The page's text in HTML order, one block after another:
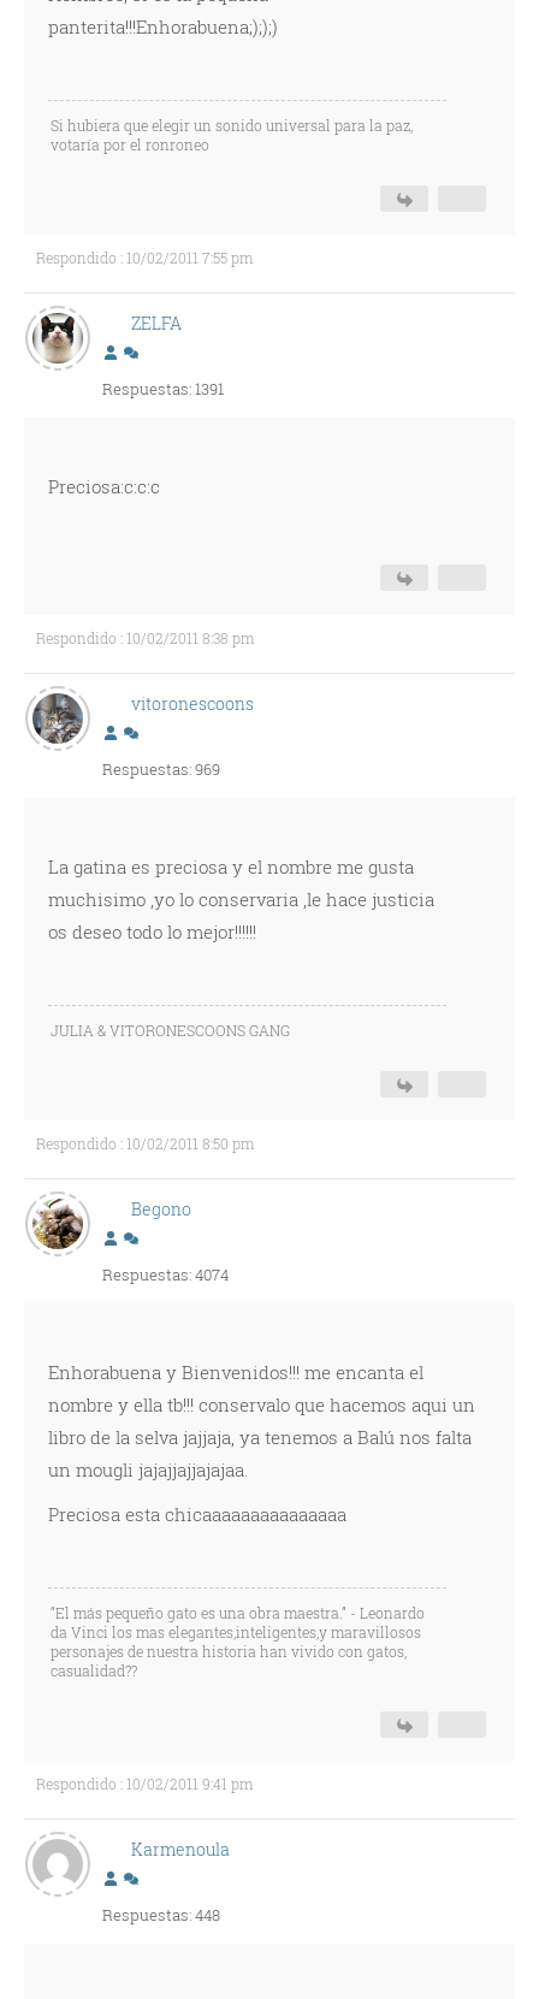
panterita!!!Enhorabuena;););)
Si hubiera que elegir un sonido universal para la paz,
votaría por el ronroneo
Respondido : 10/02/2011 7:55 pm
ZELFA
Respuestas: 1391
Preciosa:c:c:c
Respondido : 10/02/2011 8:38 pm
vitoronescoons
Respuestas: 969
La gatina es preciosa y el nombre me gusta
muchisimo ,yo lo conservaria ,le hace justicia
os deseo todo lo mejor!!!!!!
JULIA & VITORONESCOONS GANG
Respondido : 10/02/2011 8:50 pm
Begono
Respuestas: 4074
Enhorabuena y Bienvenidos!!! me encanta el
nombre y ella tb!!! conservalo que hacemos aqui un
libro de la selva jajjaja, ya tenemos a Balú nos falta
un mougli jajajjajjajajaa.
Preciosa esta chicaaaaaaaaaaaaaaa
“El más pequeño gato es una obra maestra.” - Leonardo
da Vinci los mas elegantes,inteligentes,y maravillosos
personajes de nuestra historia han vivido con gatos,
casualidad??
Respondido : 10/02/2011 9:41 pm
Karmenoula
Respuestas: 448